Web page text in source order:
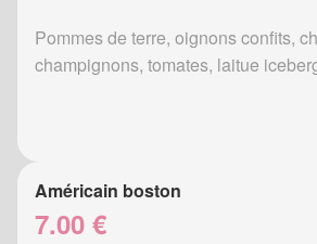
Pommes de terre, oignons confits,
champignons, tomates, laitue
Américain boston
7.00 €